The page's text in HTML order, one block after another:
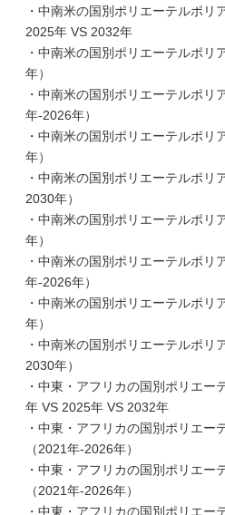
・中南米の国別ポリエーテルポリ
2025年 VS 2032年
・中南米の国別ポリエーテルポリ
年）
・中南米の国別ポリエーテルポリ
年-2026年）
・中南米の国別ポリエーテルポリ
年）
・中南米の国別ポリエーテルポリ
2030年）
・中南米の国別ポリエーテルポリ
年）
・中南米の国別ポリエーテルポリ
年-2026年）
・中南米の国別ポリエーテルポリ
年）
・中南米の国別ポリエーテルポリ
2030年）
・中東・アフリカの国別ポリエー
年 VS 2025年 VS 2032年
・中東・アフリカの国別ポリエー
（2021年-2026年）
・中東・アフリカの国別ポリエー
（2021年-2026年）
・中東・アフリカの国別ポリエー